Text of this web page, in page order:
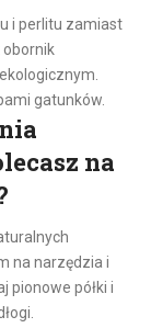
i perlitu zamiast
gatunków.
na
na narzędzia i
pionowe półki i